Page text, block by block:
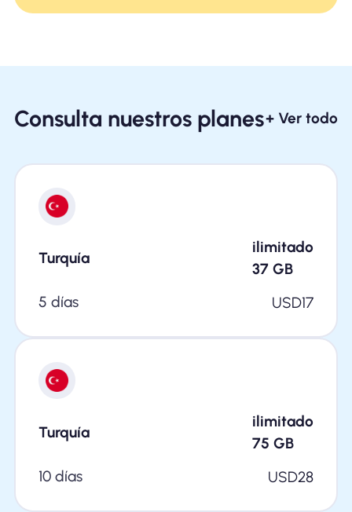
Consulta nuestros planes+ Ver todo
Turquía
ilimitado
37 GB
5 días
USD17
Turquía
ilimitado
75 GB
10 días
USD28